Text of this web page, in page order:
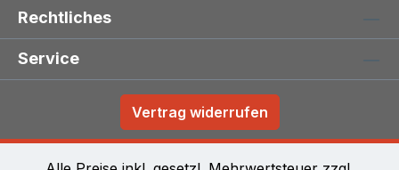
Rechtliches
Service
Vertrag widerrufen